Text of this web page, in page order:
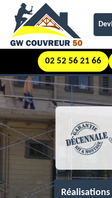
02 52 56 21 66
Réalisations